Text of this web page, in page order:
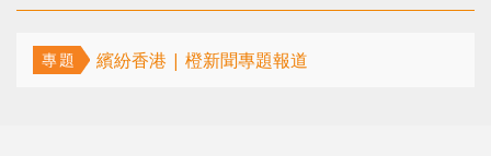
專題 繽紛香港 | 橙新聞專題報道